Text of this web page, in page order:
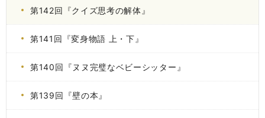
第142回『クイズ思考の解体』
第141回『変身物語 上・下』
第140回『ヌヌ完璧なベビーシッター』
第139回『壁の本』